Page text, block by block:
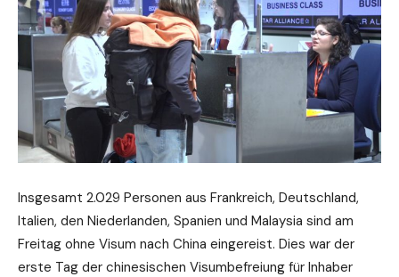
Insgesamt 2.029 Personen aus Frankreich, Deutschland,
Italien, den Niederlanden, Spanien und Malaysia sind am
Freitag ohne Visum nach China eingereist. Dies war der
erste Tag der chinesischen Visumbefreiung für Inhaber